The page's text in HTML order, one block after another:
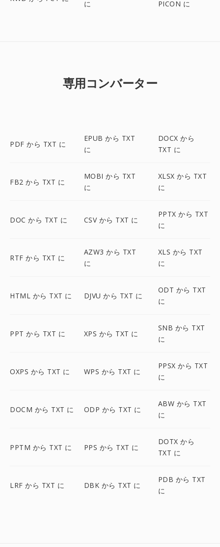
に
PICON に
専用コンバーター
PDF から TXT に
EPUB から TXT
に
DOCX から
TXT に
FB2 から TXT に
MOBI から TXT
に
XLSX から TXT
に
DOC から TXT に CSV から TXT に
PPTX から TXT
に
RTF から TXT に
AZW3 から TXT
に
XLS から TXT
に
HTML から TXT に DJVU から TXT に
ODT から TXT
に
PPT から TXT に XPS から TXT に
SNB から TXT
に
OXPS から TXT に WPS から TXT に
PPSX から TXT
に
DOCM から TXT に ODP から TXT に
ABW から TXT
に
PPTM から TXT に PPS から TXT に
DOTX から
TXT に
LRF から TXT に DBK から TXT に
PDB から TXT
に